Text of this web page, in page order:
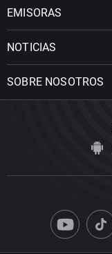
EMISORAS
NOTICIAS
SOBRE NOSOTROS